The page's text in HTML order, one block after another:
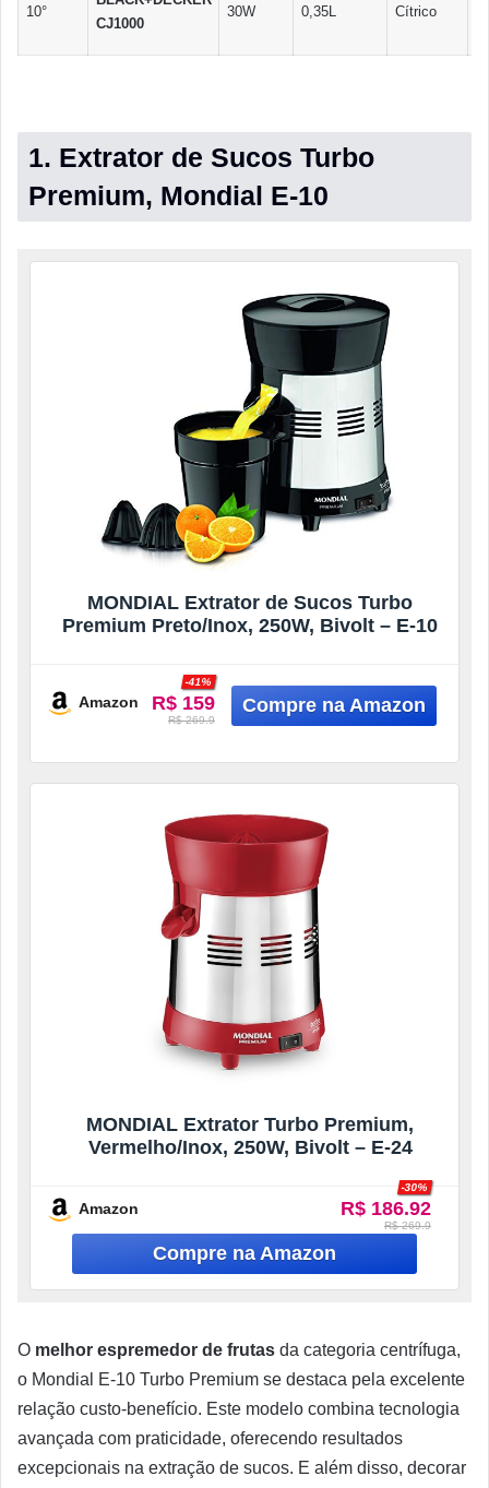
10°
CJ1000
30W 0,35L Cítrico
1. Extrator de Sucos Turbo
Premium, Mondial E-10
MONDIAL Extrator de Sucos Turbo
Premium Preto/Inox, 250W, Bivolt – E-10
Amazon R$ 159
-41%
R$ 269.9
MONDIAL Extrator Turbo Premium,
Vermelho/Inox, 250W, Bivolt – E-24
Amazon R$ 186.92
-30%
R$ 269.9
O melhor espremedor de frutas da categoria centrífuga,
o Mondial E-10 Turbo Premium se destaca pela excelente
relação custo-benefício. Este modelo combina tecnologia
avançada com praticidade, oferecendo resultados
excepcionais na extração de sucos. E além disso, decorar